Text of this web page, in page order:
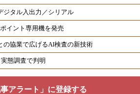
ジタル入出力／シリアル
イント専用機を発売
協業で広げるAI検査の新技術
態調査で判明
アラート」に登録する